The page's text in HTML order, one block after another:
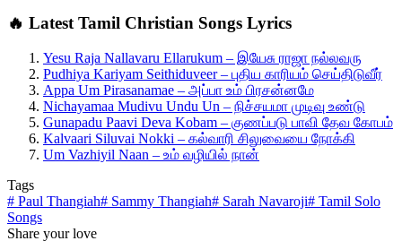
🔥 Latest Tamil Christian Songs Lyrics
Yesu Raja Nallavaru Ellarukum – இயேசு ராஜா நல்லவரு
Pudhiya Kariyam Seithiduveer – புதிய காரியம் செய்திடுவீர்
Appa Um Pirasanamae – அப்பா உம் பிரசன்னமே
Nichayamaa Mudivu Undu Un – நிச்சயமா முடிவு உண்டு
Gunapadu Paavi Deva Kobam – குணப்படு பாவி தேவ கோபம்
Kalvaari Siluvai Nokki – கல்வாரி சிலுவையை நோக்கி
Um Vazhiyil Naan – உம் வழியில் நான்
Tags
# Paul Thangiah# Sammy Thangiah# Sarah Navaroji# Tamil Solo
Songs
Share your love